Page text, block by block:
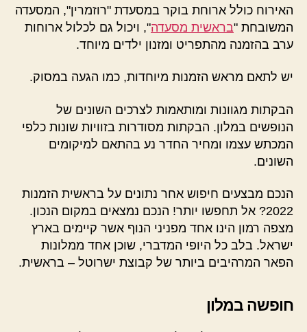
האירוח כולל ארוחת בוקר במסעדת "רוזמרין", המסעדה
המשובחת "בראשית מסעדה", ויכול גם לכלול ארוחות
ערב בהזמנה מהתפריט ומזנון ילדים מיוחד.
יש לתאם מראש הזמנות מיוחדות, כמו הגעה במסוק.
הבקתות מגוונות ומותאמות לצרכים השונים של
הנופשים במלון. הבקתות מסודרות בזוויות שונות כלפי
המכתש עצמו ומחיר החדר נע בהתאם למיקומים
השונים.
הנכם מבצעים חיפוש אחר נתונים על בראשית הזמנות
2022? אל תחפשו יותר! הנכם נמצאים במקום הנכון.
מצפה רמון הינו אחד מפניני הנוף אשר קיימים בארץ
ישראל. בלב כל היופי המדברי, שוכן אחד ממלונות
הפאר המרהיבים ביותר של קבוצת ישרוטל – בראשית.
חופשה במלון